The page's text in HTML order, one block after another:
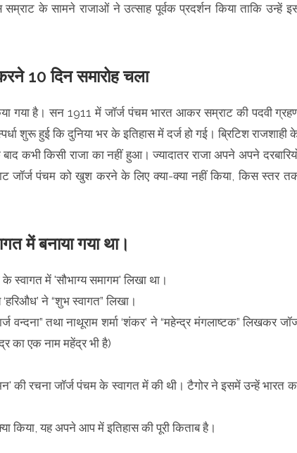
के सामने राजाओं ने उत्साह पूर्वक प्रदर्शन किया ताकि उन्हें
10 दिन समारोह चला
गया है। सन 1911 में जॉर्ज पंचम भारत आकर सम्राट की पदवी
शुरू हुई कि दुनिया भर के इतिहास में दर्ज हो गई। ब्रिटिश राजशाही
कभी किसी राजा का नहीं हुआ। ज्यादातर राजा अपने अपने
जॉर्ज पंचम को खुश करने के लिए क्या-क्या नहीं किया, किस स्तर
में बनाया गया था।
के स्वागत में 'सौभाग्य समागम' लिखा था।
ने “शुभ स्वागत” लिखा।
तथा नाथूराम शर्मा ‘शंकर’ ने “महेन्द्र मंगलाष्टक” लिखकर
का एक नाम महेंद्र भी है)
की रचना जॉर्ज पंचम के स्वागत में की थी। टैगोर ने इसमें उन्हें भारत
किया, यह अपने आप में इतिहास की पूरी किताब है।